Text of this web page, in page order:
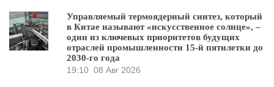
Управляемый термоядерный синтез, который
в Китае называют «искусственное солнце», –
один из ключевых приоритетов будущих
отраслей промышленности 15-й пятилетки до
2030-го года
19:10 08 Авг 2026